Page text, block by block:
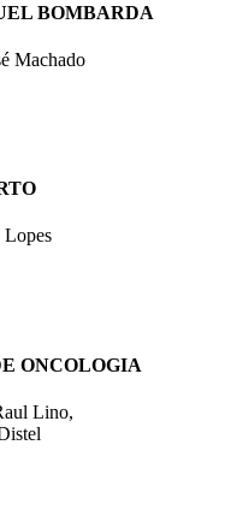
BOMBARDA
Machado
Lopes
ONCOLOGIA
Lino,